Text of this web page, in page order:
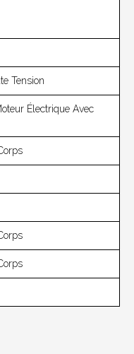
Tension
Électrique Avec